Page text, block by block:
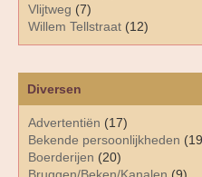
Diversen
Advertentiën (17)
Bekende persoonlijkheden
Boerderijen (20)
Vlijtweg (7)
Willem Tellstraat (12)